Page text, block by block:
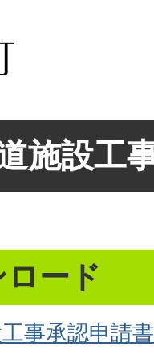
施設工
ード
事承認申請